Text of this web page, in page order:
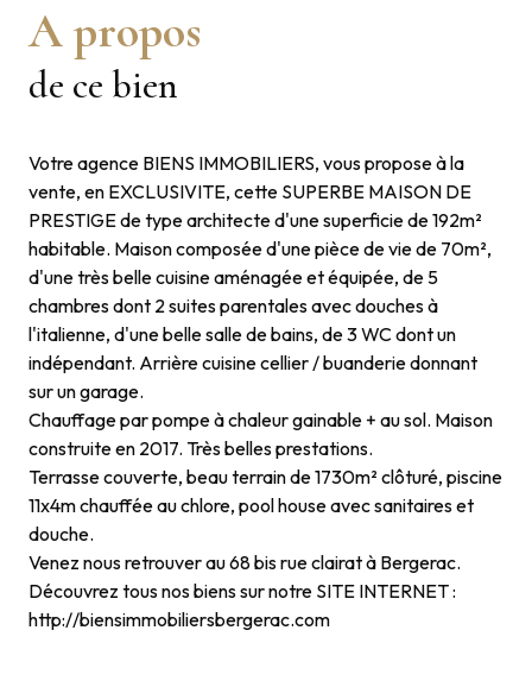
A propos
de ce bien
Votre agence BIENS IMMOBILIERS, vous propose à la
vente, en EXCLUSIVITE, cette SUPERBE MAISON DE
PRESTIGE de type architecte d'une superficie de 192m²
habitable. Maison composée d'une pièce de vie de 70m²,
d'une très belle cuisine aménagée et équipée, de 5
chambres dont 2 suites parentales avec douches à
l'italienne, d'une belle salle de bains, de 3 WC dont un
indépendant. Arrière cuisine cellier / buanderie donnant
sur un garage.
Chauffage par pompe à chaleur gainable + au sol. Maison
construite en 2017. Très belles prestations.
Terrasse couverte, beau terrain de 1730m² clôturé, piscine
11x4m chauffée au chlore, pool house avec sanitaires et
douche.
Venez nous retrouver au 68 bis rue clairat à Bergerac.
Découvrez tous nos biens sur notre SITE INTERNET :
http://biensimmobiliersbergerac.com